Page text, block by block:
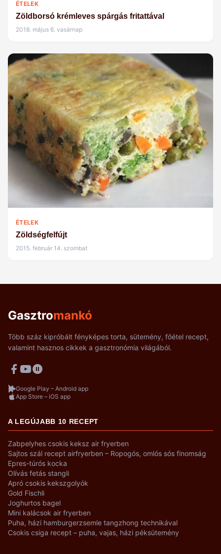
ÉTELEK
Zöldborsó krémleves spárgás fritattával
2018. május 6. vasárnap
ÉTELEK
Zöldségfelfújt
2015. február 14. szombat
Gasztromankó
Több száz kipróbált fényképes torta, sütemény, főétel recept,
valamint hasznos cikkek a gasztronómia világából.
Google Play – Android app
App Store – iOS app
A LEGÚJABB 10 RECEPT
Zabpelyhes csokis keksz air fryerben
Sajtos szál recept airfryerben – Ropogós, omlós sós finomság
Epres-túrós kocka
Olívás fetás stangli
Apró csokis kekszgolyók
Gold Fischli
Joghurtos bagel
Mini kalácsok air fryerben
Puha, házi hamburgerzsemle tangzhong technikával
Csokis csiga recept – puha, vajas, házi péksütemény